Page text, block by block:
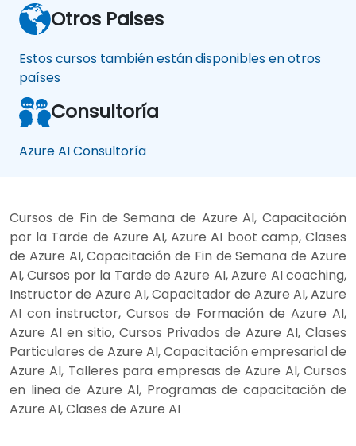
Otros Paises
Estos cursos también están disponibles en otros
países
Consultoría
Azure AI Consultoría
Cursos de Fin de Semana de Azure AI, Capacitación
por la Tarde de Azure AI, Azure AI boot camp, Clases
de Azure AI, Capacitación de Fin de Semana de Azure
AI, Cursos por la Tarde de Azure AI, Azure AI coaching,
Instructor de Azure AI, Capacitador de Azure AI, Azure
AI con instructor, Cursos de Formación de Azure AI,
Azure AI en sitio, Cursos Privados de Azure AI, Clases
Particulares de Azure AI, Capacitación empresarial de
Azure AI, Talleres para empresas de Azure AI, Cursos
en linea de Azure AI, Programas de capacitación de
Azure AI, Clases de Azure AI